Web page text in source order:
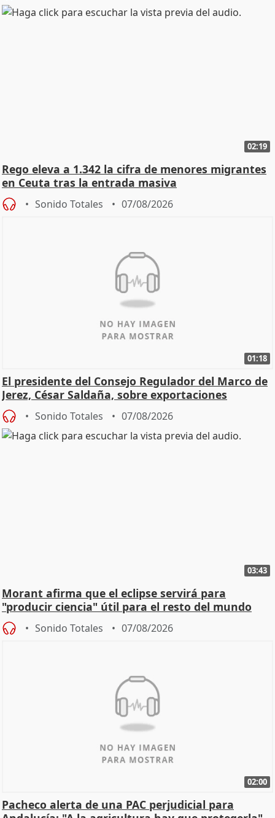
02:19
Rego eleva a 1.342 la cifra de menores migrantes
en Ceuta tras la entrada masiva
Sonido Totales 07/08/2026
01:18
El presidente del Consejo Regulador del Marco de
Jerez, César Saldaña, sobre exportaciones
Sonido Totales 07/08/2026
03:43
Morant afirma que el eclipse servirá para
"producir ciencia" útil para el resto del mundo
Sonido Totales 07/08/2026
02:00
Pacheco alerta de una PAC perjudicial para